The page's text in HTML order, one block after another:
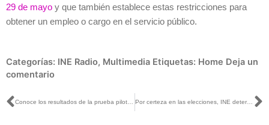
29 de mayo y que también establece estas restricciones para
obtener un empleo o cargo en el servicio público.
Categorías: INE Radio, Multimedia Etiquetas: Home Deja un
comentario
Ant Por certeza en las elecciones, INE determina cancelar urnas electrónicas de Coahuila